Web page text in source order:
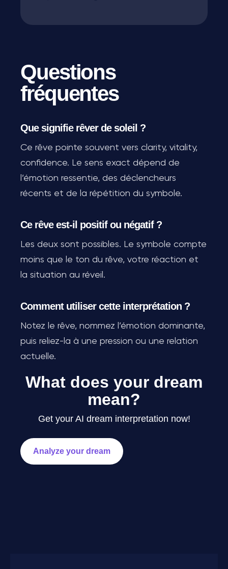
Questions
fréquentes
Que signifie rêver de soleil ?
Ce rêve pointe souvent vers clarity, vitality,
confidence. Le sens exact dépend de
l’émotion ressentie, des déclencheurs
récents et de la répétition du symbole.
Ce rêve est-il positif ou négatif ?
Les deux sont possibles. Le symbole compte
moins que le ton du rêve, votre réaction et
la situation au réveil.
Comment utiliser cette interprétation ?
Notez le rêve, nommez l’émotion dominante,
puis reliez-la à une pression ou une relation
actuelle.
What does your dream
mean?
Get your AI dream interpretation now!
Analyze your dream